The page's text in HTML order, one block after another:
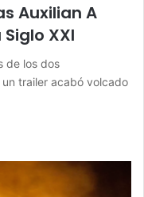
Auxilian A
XXI
de los dos
trailer acabó volcado